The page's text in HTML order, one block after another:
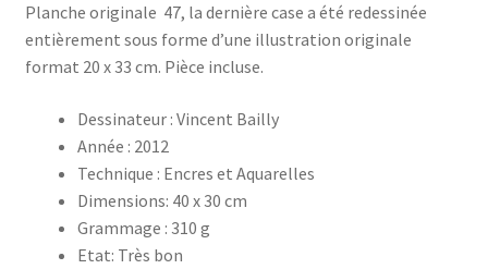
Planche originale 47, la dernière case a été redessinée
entièrement sous forme d’une illustration originale
format 20 x 33 cm. Pièce incluse.
Dessinateur : Vincent Bailly
Année : 2012
Technique : Encres et Aquarelles
Dimensions: 40 x 30 cm
Grammage : 310 g
Etat: Très bon